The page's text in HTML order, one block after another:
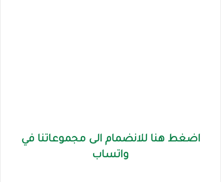
اضغط هنا للانضمام الى مجموعاتنا في
واتساب